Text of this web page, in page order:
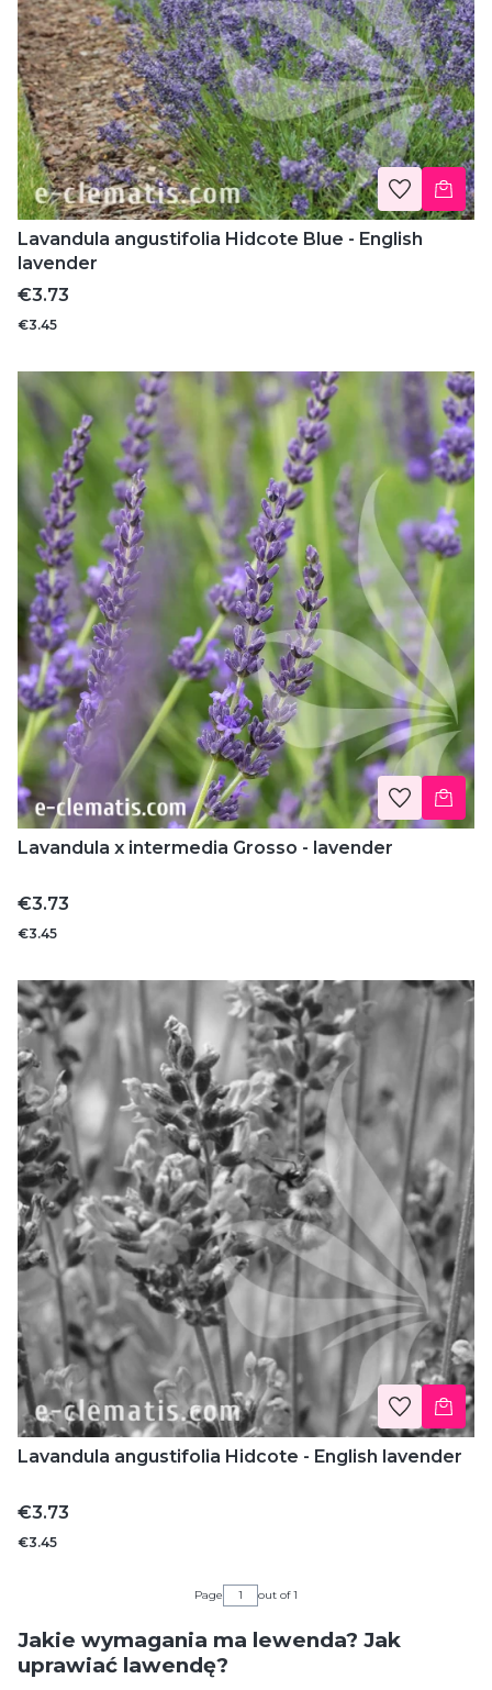
Lavandula angustifolia Hidcote Blue - English
lavender
Price
€3.73
€3.45
Lavandula x intermedia Grosso - lavender
Price
€3.73
€3.45
Lavandula angustifolia Hidcote - English lavender
Price
€3.73
€3.45
Page out of 1
Jakie wymagania ma lewenda? Jak
uprawiać lawendę?